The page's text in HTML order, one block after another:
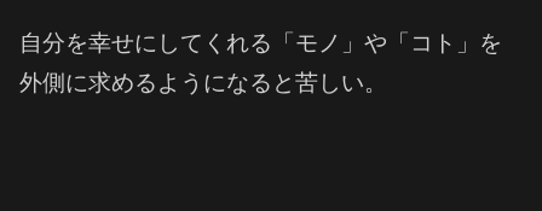
自分を幸せにしてくれる「モノ」や「コト」を
外側に求めるようになると苦しい。